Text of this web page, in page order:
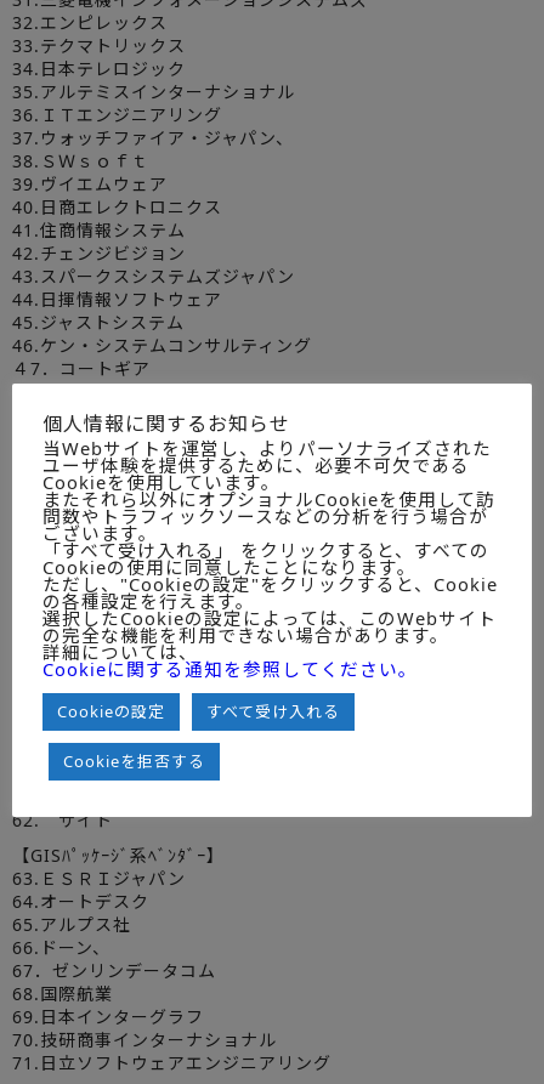
32.エンピレックス
33.テクマトリックス
34.日本テレロジック
35.アルテミスインターナショナル
36.ＩＴエンジニアリング
37.ウォッチファイア・ジャパン、
38.ＳＷｓｏｆｔ
39.ヴイエムウェア
40.日商エレクトロニクス
41.住商情報システム
42.チェンジビジョン
43.スパークスシステムズジャパン
44.日揮情報ソフトウェア
45.ジャストシステム
46.ケン・システムコンサルティング
４7．コートギア
48.クオリティ
49. ＪＡＬインフォテック
50.ハンモック
【ｽﾄﾚｰｼﾞ管理・ﾊﾞｯｸｱｯﾌﾟ･ｸﾗｽﾀﾘﾝｸﾞﾊﾟｯｹｰｼﾞ系ﾍﾞﾝﾀﾞｰ】
51.シマンテック
52.バックボーン・ソフトウエア
53.オープンテキスト
54.東芝ソリューション
55.シーティーシー・エスピー
56.サイオステクノロジー
【ﾘｯﾁｸﾗｲｱﾝﾄﾊﾟｯｹｰｼﾞ系ﾍﾞﾝﾀﾞｰ】
57.アクシスソフト
58.カール
59.ブレインセラーズ・ドットコム
60.メディア情報開発
62. サイト
【GISﾊﾟｯｹｰｼﾞ系ﾍﾞﾝﾀﾞｰ】
63.ＥＳＲＩジャパン
64.オートデスク
65.アルプス社
66.ドーン、
67．ゼンリンデータコム
68.国際航業
69.日本インターグラフ
70.技研商事インターナショナル
71.日立ソフトウェアエンジニアリング
個人情報に関するお知らせ
当Webサイトを運営し、よりパーソナライズされた
ユーザ体験を提供するために、必要不可欠である
Cookieを使用しています。
またそれら以外にオプショナルCookieを使用して訪
問数やトラフィックソースなどの分析を行う場合が
ございます。
「すべて受け入れる」 をクリックすると、すべての
Cookieの使用に同意したことになります。
ただし、"Cookieの設定"をクリックすると、Cookie
の各種設定を行えます。
選択したCookieの設定によっては、このWebサイト
の完全な機能を利用できない場合があります。
詳細については、
Cookieに関する通知を参照してください。
Cookieの設定 すべて受け入れる
Cookieを拒否する